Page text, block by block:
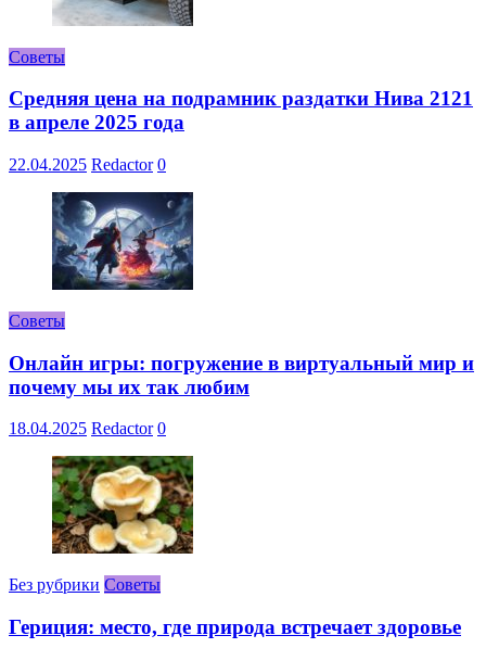
Советы
Средняя цена на подрамник раздатки Нива 2121
в апреле 2025 года
22.04.2025 Redactor 0
Советы
Онлайн игры: погружение в виртуальный мир и
почему мы их так любим
18.04.2025 Redactor 0
Без рубрики Советы
Гериция: место, где природа встречает здоровье